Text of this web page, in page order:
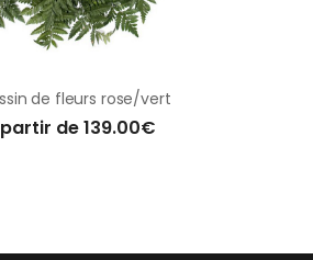
de fleurs rose/vert
de 139.00€